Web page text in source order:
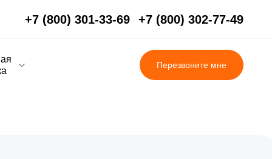
+7 (800) 301-33-69 +7 (800) 302-77-49
Перезвоните мне